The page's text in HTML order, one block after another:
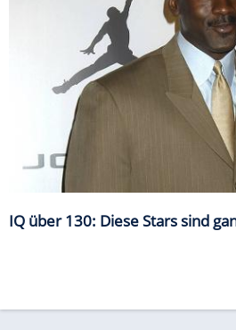
IQ über 130: Diese Stars sind